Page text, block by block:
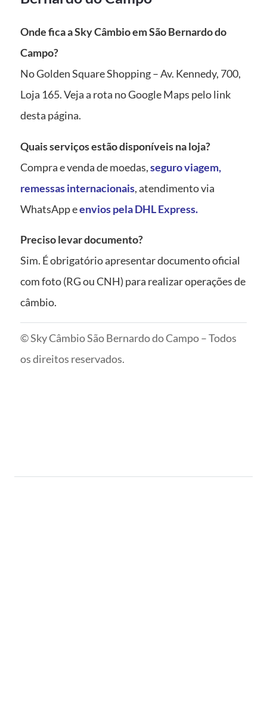
Onde fica a Sky Câmbio em São Bernardo do
Campo?
No Golden Square Shopping – Av. Kennedy, 700,
Loja 165. Veja a rota no Google Maps pelo link
desta página.
Quais serviços estão disponíveis na loja?
Compra e venda de moedas,seguro viagem,
remessas internacionais, atendimento via
WhatsApp eenvios pela DHL Express.
Preciso levar documento?
Sim. É obrigatório apresentar documento oficial
com foto (RG ou CNH) para realizar operações de
câmbio.
© Sky Câmbio São Bernardo do Campo – Todos
os direitos reservados.